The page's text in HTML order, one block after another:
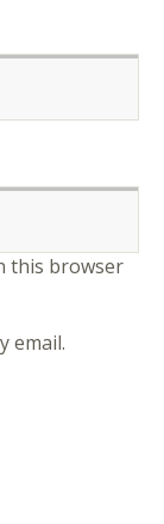
this browser
email.